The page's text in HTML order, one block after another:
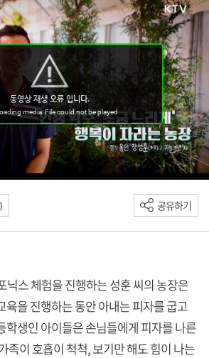
공유하기
닉스 체험을 진행하는 성훈 씨의 농장은
육을 진행하는 동안 아내는 피자를 굽고
학생인 아이들은 손님들에게 피자를 나른
족이 호흡이 척척, 보기만 해도 힘이 나는